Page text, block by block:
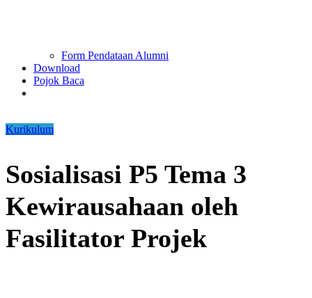
Form Pendataan Alumni
Download
Pojok Baca
Kurikulum
Sosialisasi P5 Tema 3
Kewirausahaan oleh
Fasilitator Projek